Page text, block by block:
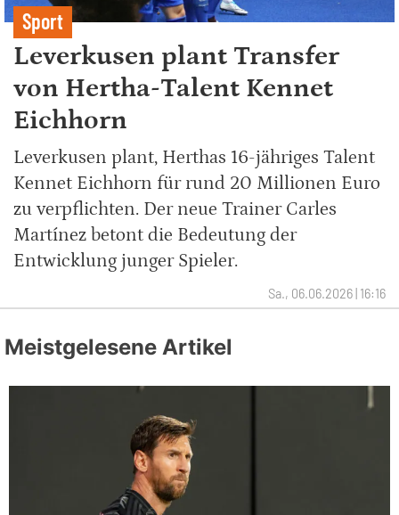
Sport
Leverkusen plant Transfer
von Hertha-Talent Kennet
Eichhorn
Leverkusen plant, Herthas 16-jähriges Talent
Kennet Eichhorn für rund 20 Millionen Euro
zu verpflichten. Der neue Trainer Carles
Martínez betont die Bedeutung der
Entwicklung junger Spieler.
Sa., 06.06.2026 | 16:16
Meistgelesene Artikel